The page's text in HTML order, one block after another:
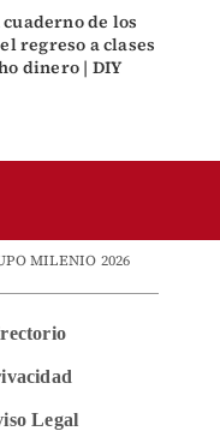
de los
regreso a clases
dinero | DIY
MILENIO 2026
Legal